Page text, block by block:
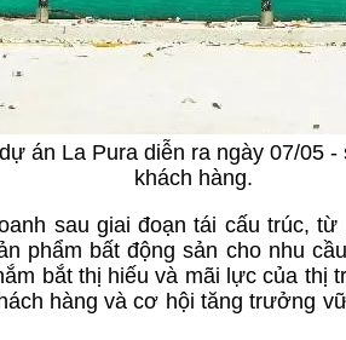
án La Pura diễn ra ngày 07/05
khách hàng.
sau giai đoạn tái cấu trúc,
phẩm bất động sản cho nhu
bắt thị hiếu và mãi lực của thị
hàng và cơ hội tăng trưởng